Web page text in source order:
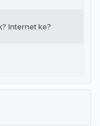
Internet ke?